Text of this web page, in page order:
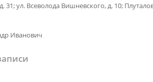
31; ул. Всеволода Вишневского, д. 10;
Иванович